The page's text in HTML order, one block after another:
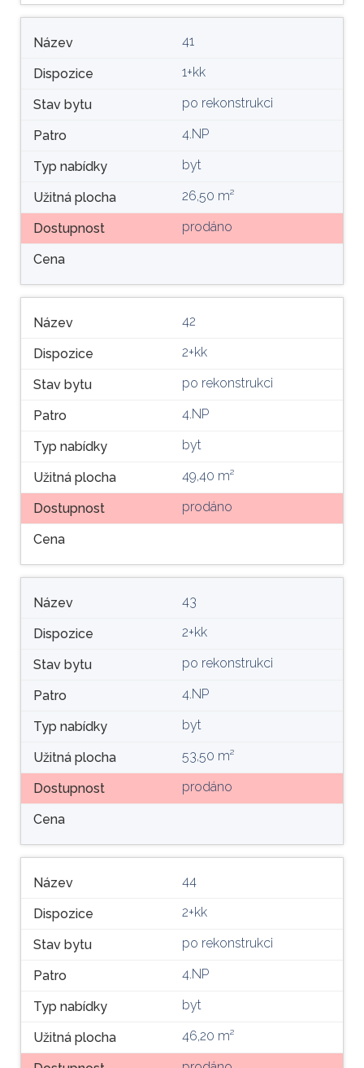
Název 41
Dispozice 1+kk
Stav bytu po rekonstrukci
Patro 4.NP
Typ nabídky byt
Užitná plocha 26,50 m²
Dostupnost prodáno
Cena
Název 42
Dispozice 2+kk
Stav bytu po rekonstrukci
Patro 4.NP
Typ nabídky byt
Užitná plocha 49,40 m²
Dostupnost prodáno
Cena
Název 43
Dispozice 2+kk
Stav bytu po rekonstrukci
Patro 4.NP
Typ nabídky byt
Užitná plocha 53,50 m²
Dostupnost prodáno
Cena
Název 44
Dispozice 2+kk
Stav bytu po rekonstrukci
Patro 4.NP
Typ nabídky byt
Užitná plocha 46,20 m²